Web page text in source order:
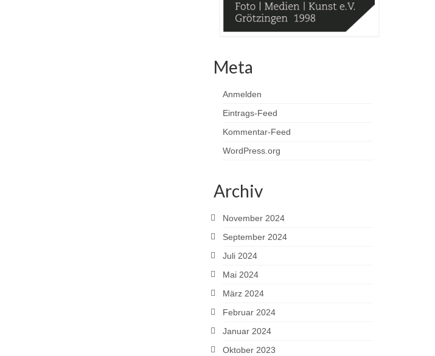
Meta
Anmelden
Eintrags-Feed
Kommentar-Feed
WordPress.org
Archiv
November 2024
September 2024
Juli 2024
Mai 2024
März 2024
Februar 2024
Januar 2024
Oktober 2023